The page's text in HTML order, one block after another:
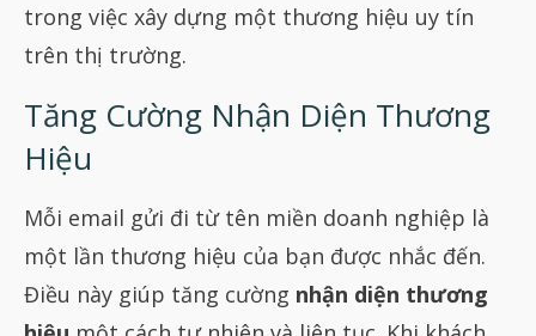
trong việc xây dựng một thương hiệu uy tín
trên thị trường.
Tăng Cường Nhận Diện Thương
Hiệu
Mỗi email gửi đi từ tên miền doanh nghiệp là
một lần thương hiệu của bạn được nhắc đến.
Điều này giúp tăng cường nhận diện thương